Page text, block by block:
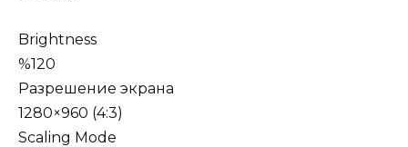
Brightness
%120
Разрешение экрана
1280×960 (4:3)
Scaling Mode